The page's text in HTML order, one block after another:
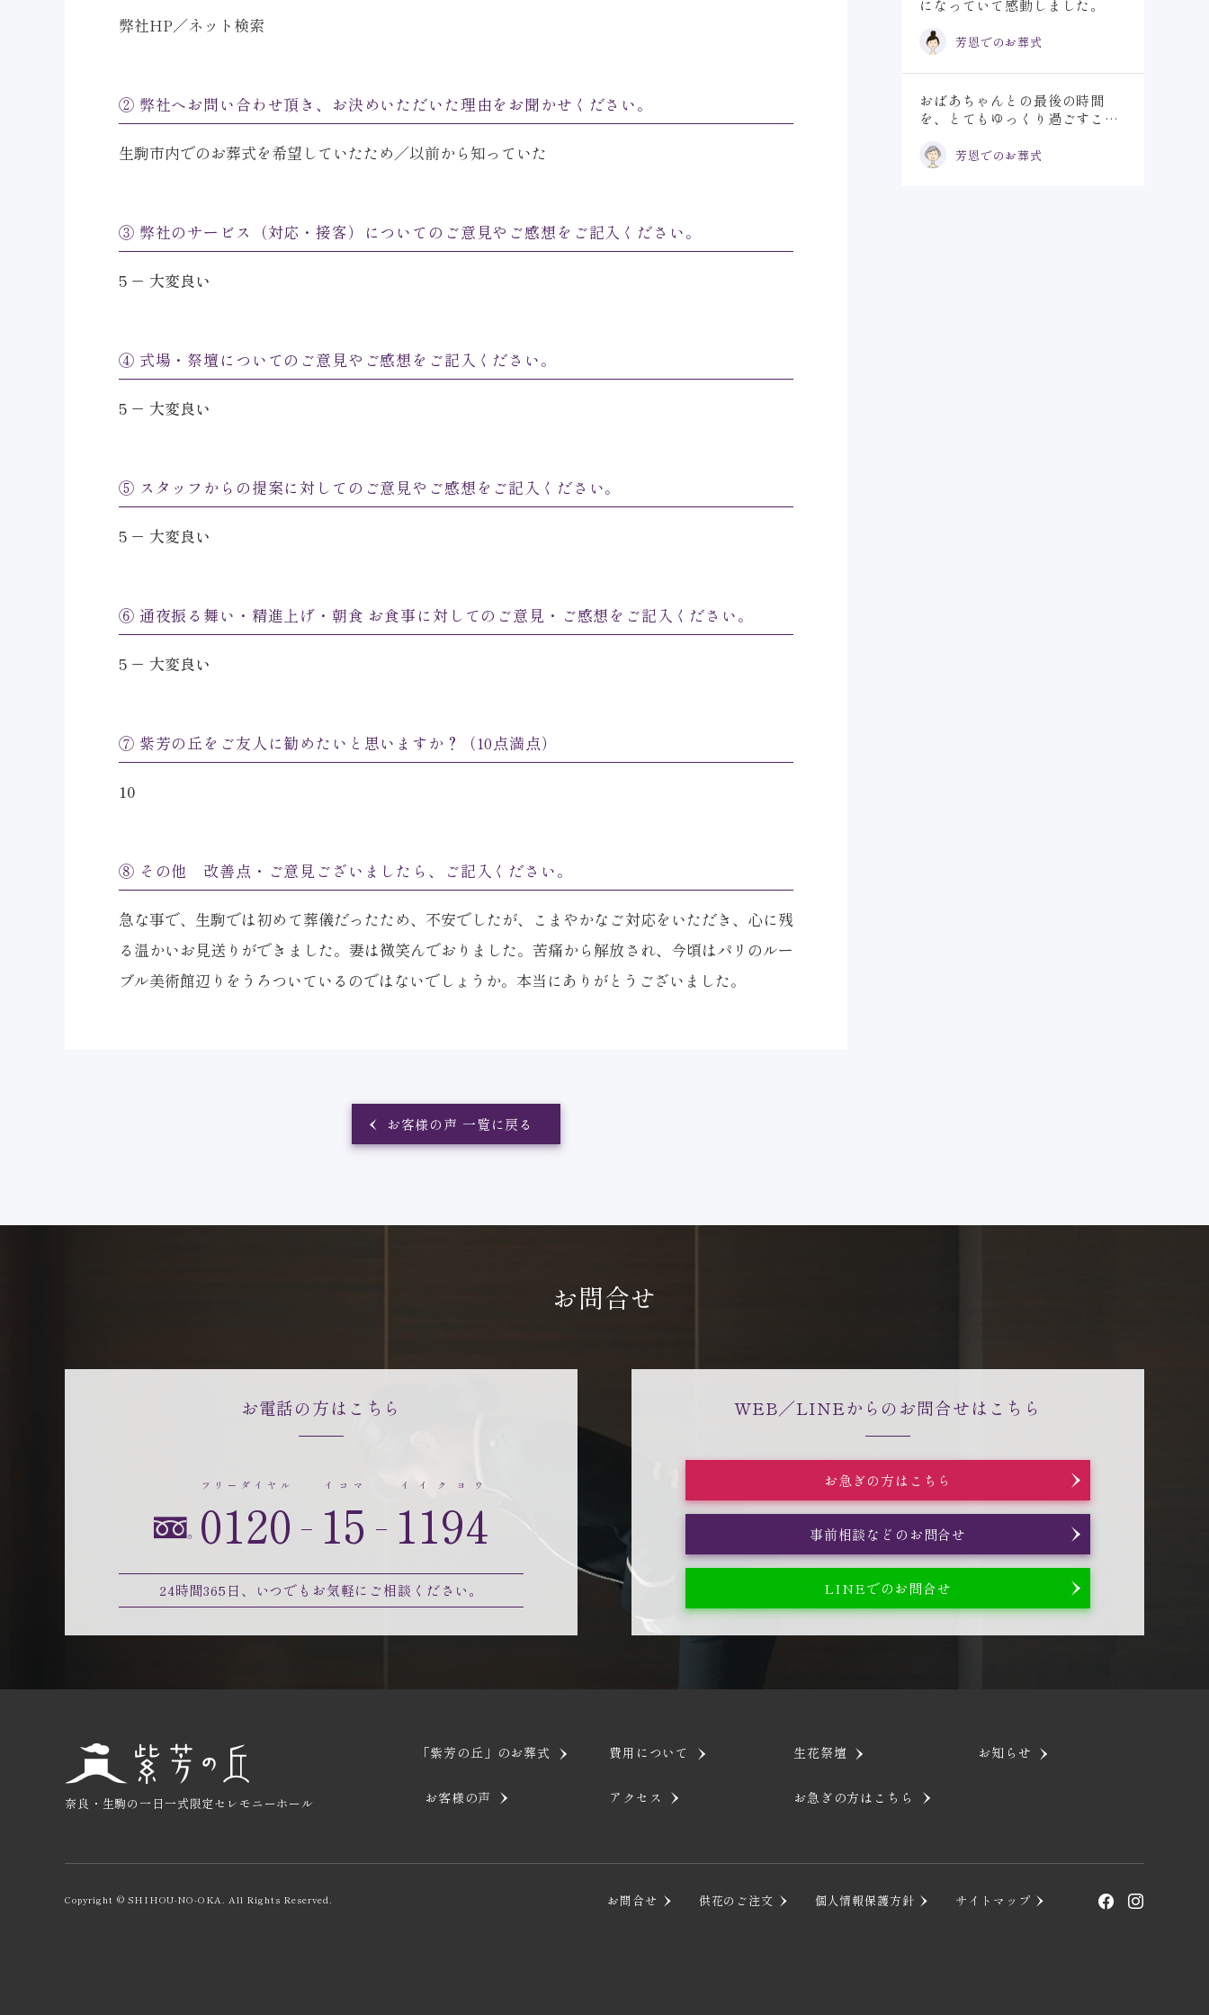
弊社HP／ネット検索
② 弊社へお問い合わせ頂き、お決めいただいた理由をお聞かせください。
生駒市内でのお葬式を希望していたため／以前から知っていた
③ 弊社のサービス（対応・接客）についてのご意見やご感想をご記入ください。
5 － 大変良い
④ 式場・祭壇についてのご意見やご感想をご記入ください。
5 － 大変良い
⑤ スタッフからの提案に対してのご意見やご感想をご記入ください。
5 － 大変良い
⑥ 通夜振る舞い・精進上げ・朝食 お食事に対してのご意見・ご感想をご記入ください。
5 － 大変良い
⑦ 紫芳の丘をご友人に勧めたいと思いますか？（10点満点）
10
⑧ その他 改善点・ご意見ございましたら、ご記入ください。
急な事で、生駒では初めて葬儀だったため、不安でしたが、こまやかなご対応をいただき、心に残
る温かいお見送りができました。妻は微笑んでおりました。苦痛から解放され、今頃はパリのルー
ブル美術館辺りをうろついているのではないでしょうか。本当にありがとうございました。
お客様の声 一覧に戻る
になっていて感動しました。
芳恩でのお葬式
おばあちゃんとの最後の時間
を、とてもゆっくり過ごすこと
芳恩でのお葬式
お問合せ
お電話の方はこちら
0120
フリーダイヤル
15
イコマ
1194
イイクヨウ
24時間365日、 いつでもお気軽にご相談ください。
WEB／LINEからのお問合せはこちら
お急ぎの方はこちら
事前相談などのお問合せ
LINEでのお問合せ
奈良・生駒の一日一式限定セレモニーホール
「紫芳の丘」のお葬式 費用について 生花祭壇 お知らせ
お客様の声 アクセス お急ぎの方はこちら
Copyright © SHIHOU-NO-OKA. All Rights Reserved. お問合せ 供花のご注文 個人情報保護方針 サイトマップ